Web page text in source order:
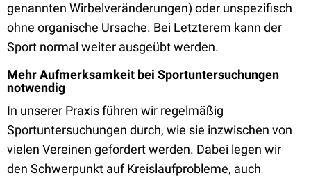
genannten Wirbelveränderungen) oder unspezifisch
ohne organische Ursache. Bei Letzterem kann der
Sport normal weiter ausgeübt werden.
Mehr Aufmerksamkeit bei Sportuntersuchungen
notwendig
In unserer Praxis führen wir regelmäßig
Sportuntersuchungen durch, wie sie inzwischen von
vielen Vereinen gefordert werden. Dabei legen wir
den Schwerpunkt auf Kreislaufprobleme, auch